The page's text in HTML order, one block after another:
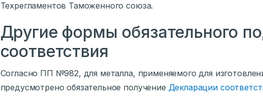
Техрегламентов Таможенного союза.
Другие формы обязательного
соответствия
Согласно ПП №982, для металла, применяемого для
предусмотрено обязательное получение Декларации